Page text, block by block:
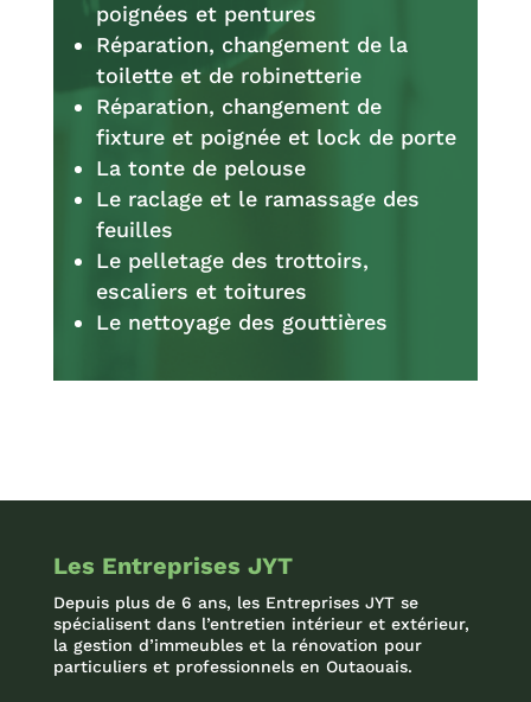
poignées et pentures
Réparation, changement de la
toilette et de robinetterie
Réparation, changement de
fixture et poignée et lock de porte
La tonte de pelouse
Le raclage et le ramassage des
feuilles
Le pelletage des trottoirs,
escaliers et toitures
Le nettoyage des gouttières
Les Entreprises JYT
Depuis plus de 6 ans, les Entreprises JYT se
spécialisent dans l’entretien intérieur et extérieur,
la gestion d’immeubles et la rénovation pour
particuliers et professionnels en Outaouais.